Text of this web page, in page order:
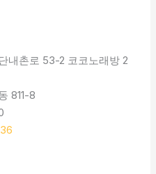
내촌로 53-2 코코노래방 2
811-8